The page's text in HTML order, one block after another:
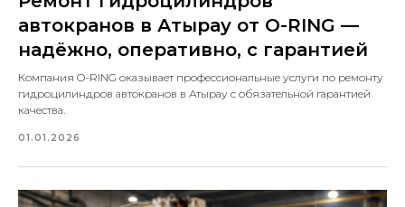
автокранов в Атырау от O-RING —
надёжно, оперативно, с гарантией
Компания O-RING оказывает профессиональные услуги по ремонту
гидроцилиндров автокранов в Атырау с обязательной гарантией
качества.
01.01.2026